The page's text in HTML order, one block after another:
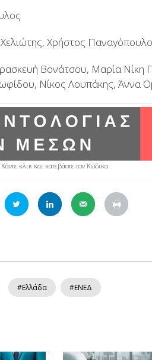
Χρήστος
Βονάτσου, Μαρία Νίκη
Νίκος Λουπάκης, Άννα
Κάντε κλικ και κατεβάστε τον Κώδικα
#Ελλάδα #ΕΝΕΔ